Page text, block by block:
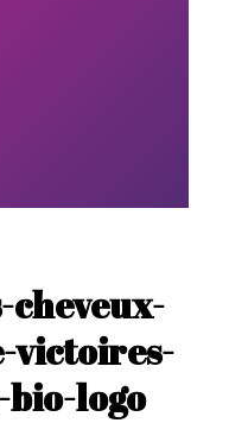
cheveux-
victoires-
logo